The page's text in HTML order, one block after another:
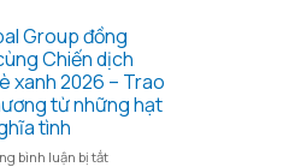
Group đồng
Chiến dịch
xanh 2026 – Trao
từ những hạt
tình
bình luận bị tắtở